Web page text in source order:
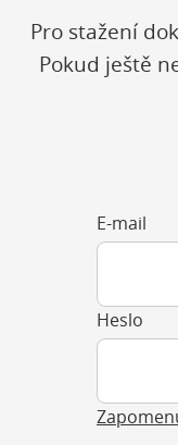
Pro stažení
Pokud ještě
E-mail
Heslo